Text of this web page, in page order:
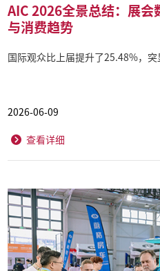
AIC 2026全景总结：展
与消费趋势
国际观众比上届提升了25.48%，突
2026-06-09
查看详细